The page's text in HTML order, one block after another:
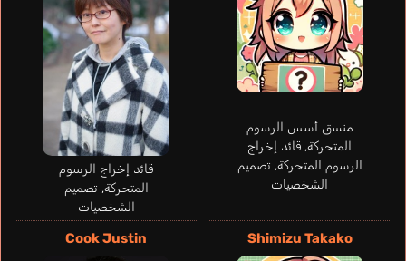
منسق أسس الرسوم
المتحركة, قائد إخراج
الرسوم المتحركة, تصميم
الشخصيات
قائد إخراج الرسوم
المتحركة, تصميم
الشخصيات
Shimizu Takako
Cook Justin
Mobus Xander
إنجليزي
Pozzi Stefano
إيطالي
Bougleux Erick
برتغالي
Rodríguez
Ramírez Ángel
Iván
إسباني
Okkotsu Yuuta
Ogata Megumi